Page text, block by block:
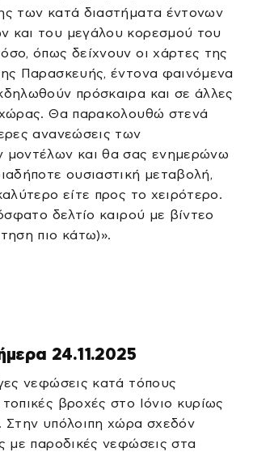
των κατά διαστήματα έντονων
και του μεγάλου κορεσμού του
όπως δείχνουν οι χάρτες της
Παρασκευής, έντονα φαινόμενα
πρόσκαιρα και σε άλλες
χώρας. Θα παρακολουθώ στενά
ανανεώσεις των
μοντέλων και θα σας ενημερώνω
ουσιαστική μεταβολή,
είτε προς το χειρότερο.
δελτίο καιρού με βίντεο
πιο κάτω)».
24.11.2025
νεφώσεις κατά τόπους
βροχές στο Ιόνιο κυρίως
υπόλοιπη χώρα σχεδόν
με παροδικές νεφώσεις στα